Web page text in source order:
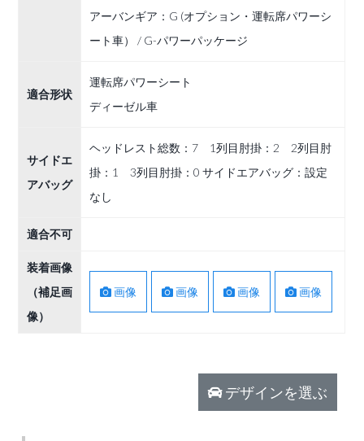
アーバンギア：G (オプション・運転席パワーシ
ート車） / G-パワーパッケージ
適合形状
運転席パワーシート
ディーゼル車
サイドエ
アバッグ
ヘッドレスト総数：7 1列目肘掛：2 2列目肘
掛：1 3列目肘掛：0 サイドエアバッグ：設定
なし
適合不可
装着画像
（補足画
像）
画像 画像 画像 画像
デザインを選ぶ